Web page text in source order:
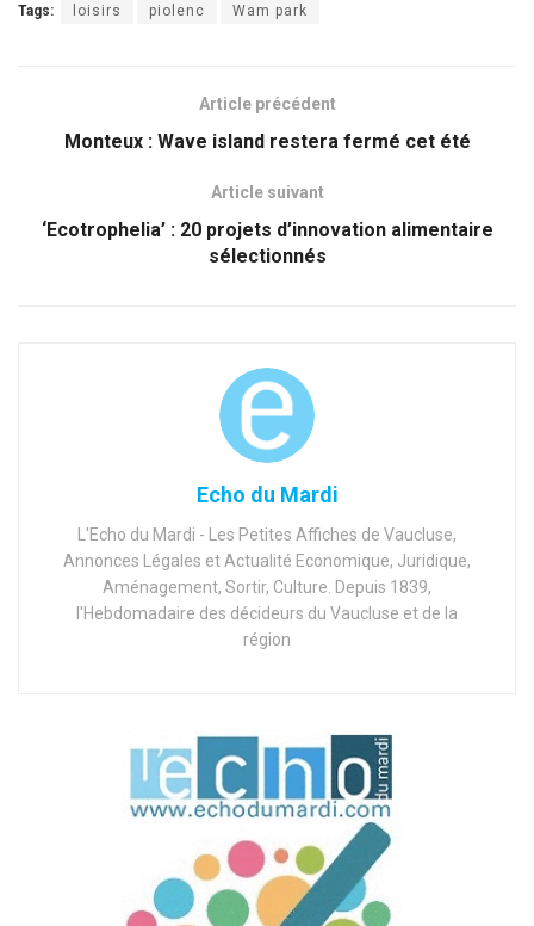
Tags: loisirs piolenc Wam park
Article précédent
Monteux : Wave island restera fermé cet été
Article suivant
‘Ecotrophelia’ : 20 projets d’innovation alimentaire
sélectionnés
Echo du Mardi
L'Echo du Mardi - Les Petites Affiches de Vaucluse,
Annonces Légales et Actualité Economique, Juridique,
Aménagement, Sortir, Culture. Depuis 1839,
l'Hebdomadaire des décideurs du Vaucluse et de la
région